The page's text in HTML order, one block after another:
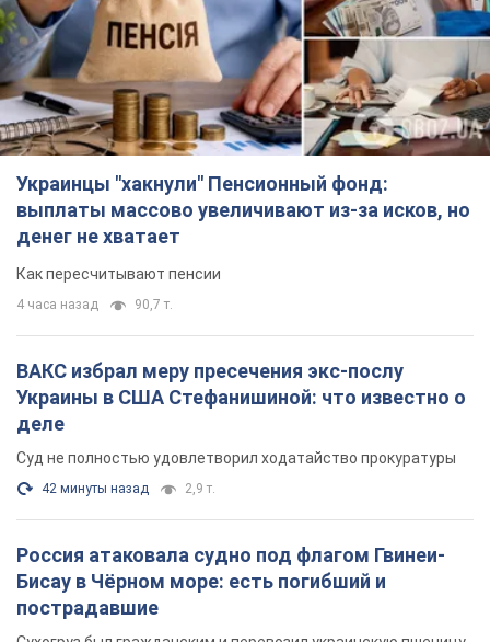
Украинцы "хакнули" Пенсионный фонд:
выплаты массово увеличивают из-за исков, но
денег не хватает
Как пересчитывают пенсии
4 часа назад 90,7 т.
ВАКС избрал меру пресечения экс-послу
Украины в США Стефанишиной: что известно о
деле
Суд не полностью удовлетворил ходатайство прокуратуры
42 минуты назад 2,9 т.
Россия атаковала судно под флагом Гвинеи-
Бисау в Чёрном море: есть погибший и
пострадавшие